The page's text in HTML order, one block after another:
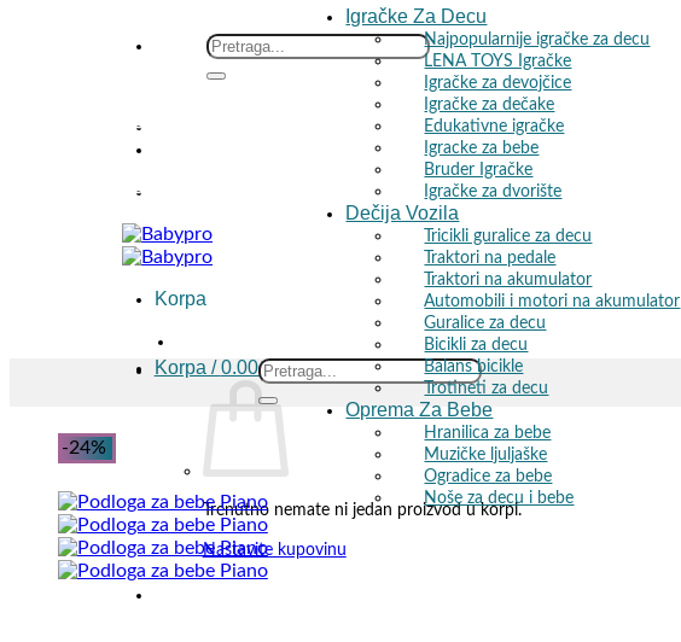
Search
poručenih proizvoda! 🚚
poručenih proizvoda! 🚚
Korpa
Igračke Za Decu
Najpopularnije igračke za decu
LENA TOYS Igračke
Igračke za devojčice
Igračke za dečake
Edukativne igračke
Igracke za bebe
Bruder Igračke
Igračke za dvorište
Dečija Vozila
Tricikli guralice za decu
Traktori na pedale
Traktori na akumulator
Automobili i motori na akumulator
Guralice za decu
Bicikli za decu
Balans bicikle
Trotineti za decu
Oprema Za Bebe
Hranilica za bebe
Muzičke ljuljaške
Ogradice za bebe
Noše za decu i bebe
Korpa /0.00RSD
Trenutno nemate ni jedan proizvod u korpi.
Nastavite kupovinu
Search
for:
-24%